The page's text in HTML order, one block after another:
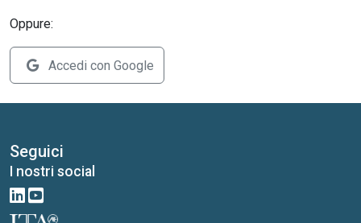
Oppure:
Accedi con Google
Seguici
I nostri social